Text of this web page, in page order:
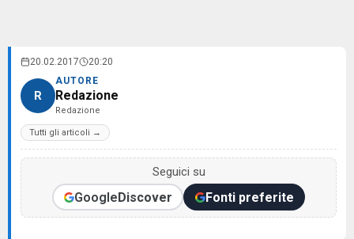
20.02.2017 20:20
R
AUTORE
Redazione
Redazione
Tutti gli articoli →
Seguici su
GoogleDiscover Fonti preferite